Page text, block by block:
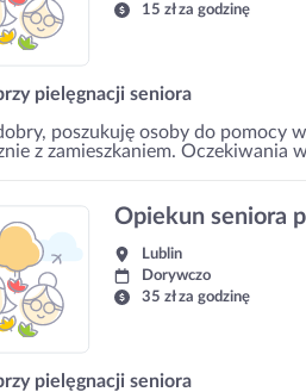
15 zł za godzinę
pielęgnacji seniora
poszukuję osoby do pomocy
z zamieszkaniem.
Opiekun seniora
Lublin
Dorywczo
35 zł za godzinę
pielęgnacji seniora